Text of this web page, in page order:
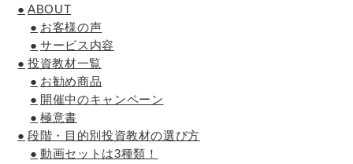
ABOUT
お客様の声
サービス内容
投資教材一覧
お勧め商品
開催中のキャンペーン
極意書
段階・目的別投資教材の選び方
動画セットは3種類！